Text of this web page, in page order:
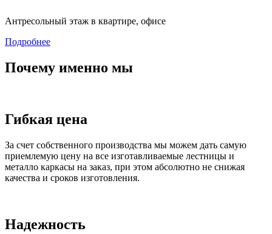
Антресольный этаж в квартире, офисе
Подробнее
Почему именно мы
Гибкая цена
За счет собственного производства мы можем дать самую
приемлемую цену на все изготавливаемые лестницы и
металло каркасы на заказ, при этом абсолютно не снижая
качества и сроков изготовления.
Надежность